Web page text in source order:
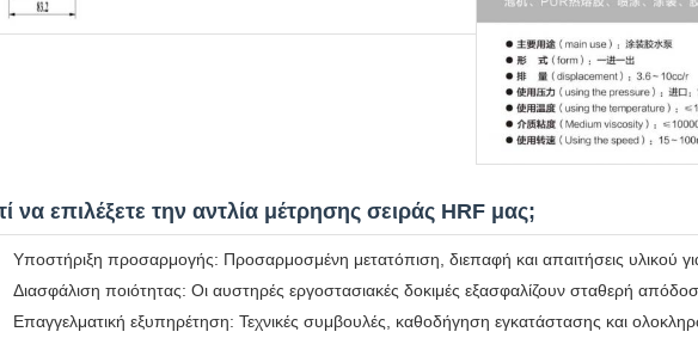
να επιλέξετε την αντλία μέτρησης σειράς HRF μας;
Υποστήριξη προσαρμογής: Προσαρμοσμένη μετατόπιση, διεπαφή και απαιτήσεις υλικού
Διασφάλιση ποιότητας: Οι αυστηρές εργοστασιακές δοκιμές εξασφαλίζουν σταθερή
Επαγγελματική εξυπηρέτηση: Τεχνικές συμβουλές, καθοδήγηση εγκατάστασης και